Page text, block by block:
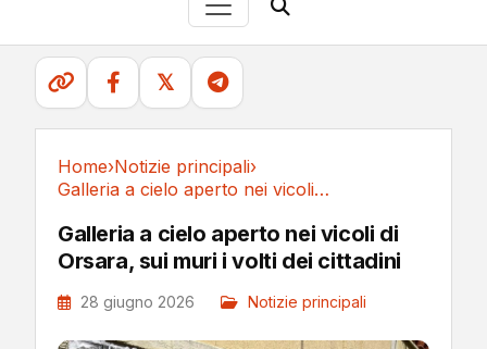
𝕏
Home›Notizie principali›
Galleria a cielo aperto nei vicoli di Orsara,...
Galleria a cielo aperto nei vicoli di
Orsara, sui muri i volti dei cittadini
28 giugno 2026 Notizie principali